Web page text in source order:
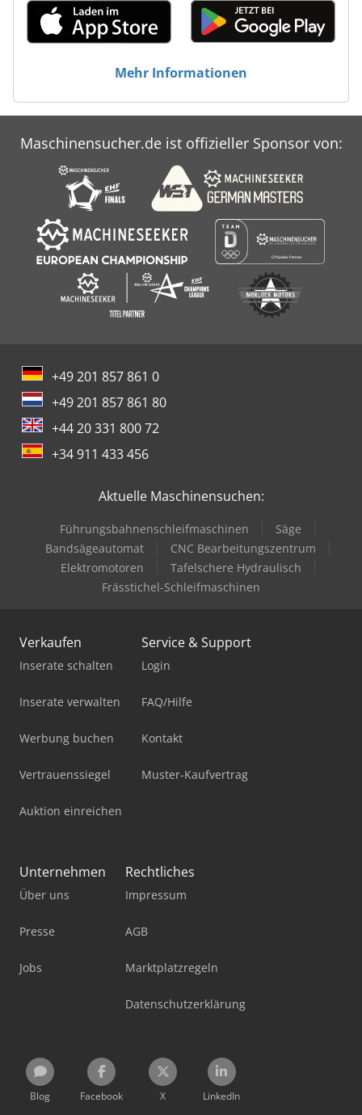
Mehr Informationen
Maschinensucher.de ist offizieller Sponsor von:
+49 201 857 861 0
+49 201 857 861 80
+44 20 331 800 72
+34 911 433 456
Aktuelle Maschinensuchen:
Führungsbahnenschleifmaschinen
Säge
Bandsägeautomat
CNC Bearbeitungszentrum
Elektromotoren
Tafelschere Hydraulisch
Frässtichel-Schleifmaschinen
Verkaufen
Inserate schalten
Inserate verwalten
Werbung buchen
Vertrauenssiegel
Auktion einreichen
Service & Support
Login
FAQ/Hilfe
Kontakt
Muster-Kaufvertrag
Unternehmen
Über uns
Presse
Jobs
Rechtliches
Impressum
AGB
Marktplatzregeln
Datenschutzerklärung
Blog Facebook X LinkedIn